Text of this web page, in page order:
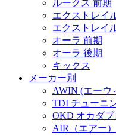
ルークス 前期
エクストレイ
エクストレイ
オーラ 前期
オーラ 後期
キックス
メーカー別
AWIN (エーウ
TDI チューニ
OKD オカダ
AIR（エアー）